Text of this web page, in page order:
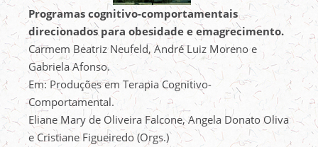
Programas cognitivo-comportamentais
direcionados para obesidade e emagrecimento.
Carmem Beatriz Neufeld, André Luiz Moreno e
Gabriela Afonso.
Em: Produções em Terapia Cognitivo-
Comportamental.
Eliane Mary de Oliveira Falcone, Angela Donato Oliva
e Cristiane Figueiredo (Orgs.)